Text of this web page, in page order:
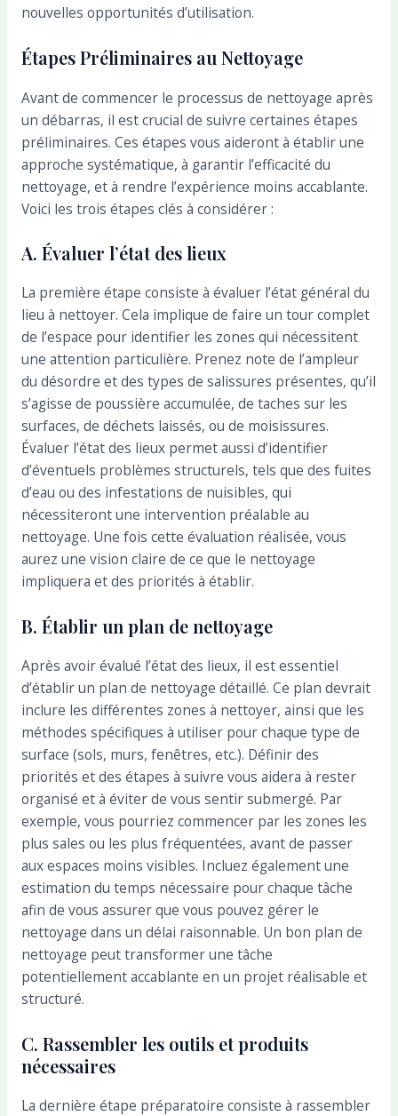
nouvelles opportunités d’utilisation.
Étapes Préliminaires au Nettoyage
Avant de commencer le processus de nettoyage après
un débarras, il est crucial de suivre certaines étapes
préliminaires. Ces étapes vous aideront à établir une
approche systématique, à garantir l’efficacité du
nettoyage, et à rendre l’expérience moins accablante.
Voici les trois étapes clés à considérer :
A. Évaluer l’état des lieux
La première étape consiste à évaluer l’état général du
lieu à nettoyer. Cela implique de faire un tour complet
de l’espace pour identifier les zones qui nécessitent
une attention particulière. Prenez note de l’ampleur
du désordre et des types de salissures présentes, qu’il
s’agisse de poussière accumulée, de taches sur les
surfaces, de déchets laissés, ou de moisissures.
Évaluer l’état des lieux permet aussi d’identifier
d’éventuels problèmes structurels, tels que des fuites
d’eau ou des infestations de nuisibles, qui
nécessiteront une intervention préalable au
nettoyage. Une fois cette évaluation réalisée, vous
aurez une vision claire de ce que le nettoyage
impliquera et des priorités à établir.
B. Établir un plan de nettoyage
Après avoir évalué l’état des lieux, il est essentiel
d’établir un plan de nettoyage détaillé. Ce plan devrait
inclure les différentes zones à nettoyer, ainsi que les
méthodes spécifiques à utiliser pour chaque type de
surface (sols, murs, fenêtres, etc.). Définir des
priorités et des étapes à suivre vous aidera à rester
organisé et à éviter de vous sentir submergé. Par
exemple, vous pourriez commencer par les zones les
plus sales ou les plus fréquentées, avant de passer
aux espaces moins visibles. Incluez également une
estimation du temps nécessaire pour chaque tâche
afin de vous assurer que vous pouvez gérer le
nettoyage dans un délai raisonnable. Un bon plan de
nettoyage peut transformer une tâche
potentiellement accablante en un projet réalisable et
structuré.
C. Rassembler les outils et produits
nécessaires
La dernière étape préparatoire consiste à rassembler